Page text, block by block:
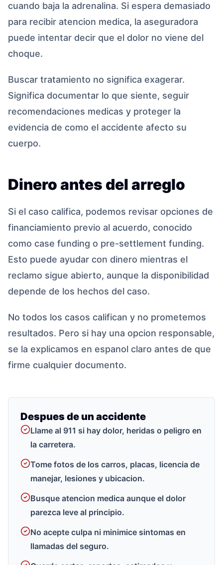
cuando baja la adrenalina. Si espera demasiado
para recibir atencion medica, la aseguradora
puede intentar decir que el dolor no viene del
choque.
Buscar tratamiento no significa exagerar.
Significa documentar lo que siente, seguir
recomendaciones medicas y proteger la
evidencia de como el accidente afecto su
cuerpo.
Dinero antes del arreglo
Si el caso califica, podemos revisar opciones de
financiamiento previo al acuerdo, conocido
como case funding o pre-settlement funding.
Esto puede ayudar con dinero mientras el
reclamo sigue abierto, aunque la disponibilidad
depende de los hechos del caso.
No todos los casos califican y no prometemos
resultados. Pero si hay una opcion responsable,
se la explicamos en espanol claro antes de que
firme cualquier documento.
Despues de un accidente
Llame al 911 si hay dolor, heridas o peligro en
la carretera.
Tome fotos de los carros, placas, licencia de
manejar, lesiones y ubicacion.
Busque atencion medica aunque el dolor
parezca leve al principio.
No acepte culpa ni minimice sintomas en
llamadas del seguro.